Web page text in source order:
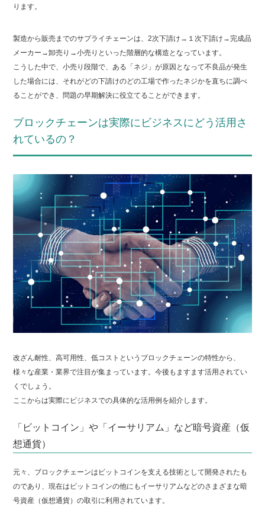
ります。
製造から販売までのサプライチェーンは、2次下請け→１次下請け→完成品
メーカー→卸売り→小売りといった階層的な構造となっています。
こうした中で、小売り段階で、ある「ネジ」が原因となって不良品が発生
した場合には、それがどの下請けのどの工場で作ったネジかを直ちに調べ
ることができ、問題の早期解決に役立てることができます。
ブロックチェーンは実際にビジネスにどう活用さ
れているの？
改ざん耐性、高可用性、低コストというブロックチェーンの特性から、
様々な産業・業界で注目が集まっています。今後もますます活用されてい
くでしょう。
ここからは実際にビジネスでの具体的な活用例を紹介します。
「ビットコイン」や「イーサリアム」など暗号資産（仮
想通貨）
元々、ブロックチェーンはビットコインを支える技術として開発されたも
のであり、現在はビットコインの他にもイーサリアムなどのさまざまな暗
号資産（仮想通貨）の取引に利用されています。